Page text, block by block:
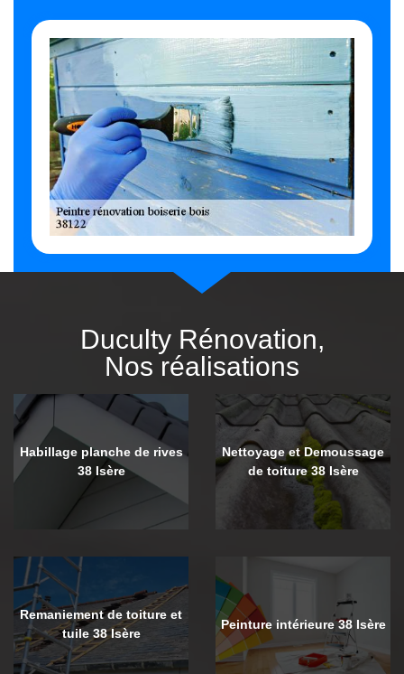
Duculty Rénovation,
Nos réalisations
Habillage planche de rives
38 Isère
Nettoyage et Demoussage
de toiture 38 Isère
Remaniement de toiture et
tuile 38 Isère
Peinture intérieure 38 Isère